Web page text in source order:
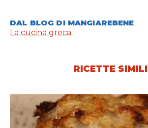
DAL BLOG DI MANGIAREBENE
La cucina greca
RICETTE SIMILI